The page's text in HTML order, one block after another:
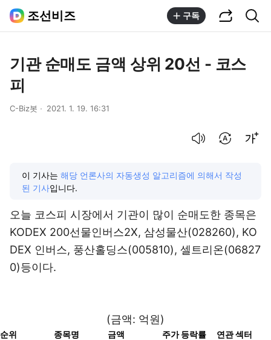
조선비즈 구독
기관 순매도 금액 상위 20선 - 코스
피
C-Biz봇 2021. 1. 19. 16:31
이 기사는 해당 언론사의 자동생성 알고리즘에 의해서 작성
된 기사입니다.
오늘 코스피 시장에서 기관이 많이 순매도한 종목은
KODEX 200선물인버스2X, 삼성물산(028260), KO
DEX 인버스, 풍산홀딩스(005810), 셀트리온(06827
0)등이다.
(금액: 억원)
순위 종목명 금액 주가 등락률 연관 섹터